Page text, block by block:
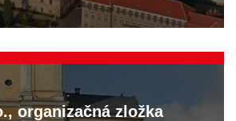
organizačná zložka